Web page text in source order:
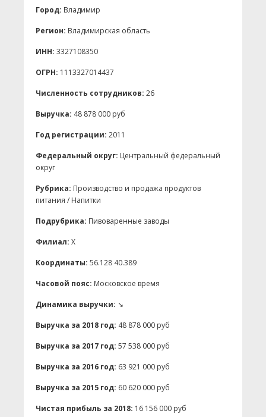
Город: Владимир
Регион: Владимирская область
ИНН: 3327108350
ОГРН: 1113327014437
Численность сотрудников: 26
Выручка: 48 878 000 руб
Год регистрации: 2011
Федеральный округ: Центральный федеральный
округ
Рубрика: Производство и продажа продуктов
питания / Напитки
Подрубрика: Пивоваренные заводы
Филиал: X
Координаты: 56.128 40.389
Часовой пояс: Московское время
Динамика выручки: ↘
Выручка за 2018 год: 48 878 000 руб
Выручка за 2017 год: 57 538 000 руб
Выручка за 2016 год: 63 921 000 руб
Выручка за 2015 год: 60 620 000 руб
Чистая прибыль за 2018: 16 156 000 руб